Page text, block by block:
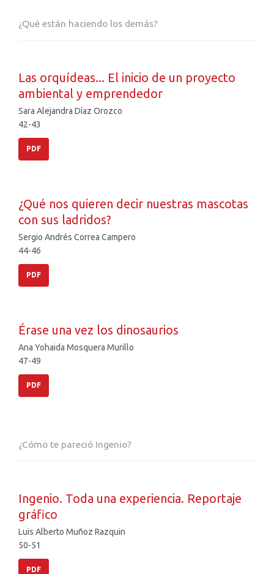
¿Qué están haciendo los demás?
Las orquídeas... El inicio de un proyecto
ambiental y emprendedor
Sara Alejandra Díaz Orozco
42-43
PDF
¿Qué nos quieren decir nuestras mascotas
con sus ladridos?
Sergio Andrés Correa Campero
44-46
PDF
Érase una vez los dinosaurios
Ana Yohaida Mosquera Murillo
47-49
PDF
¿Cómo te pareció Ingenio?
Ingenio. Toda una experiencia. Reportaje
gráfico
Luis Alberto Muñoz Razquin
50-51
PDF